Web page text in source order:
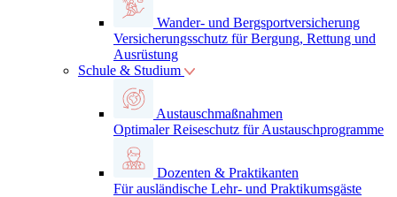
Wander- und Bergsportversicherung
Versicherungsschutz für Bergung, Rettung und
Ausrüstung
Schule & Studium
Austauschmaßnahmen
Optimaler Reiseschutz für Austauschprogramme
Dozenten & Praktikanten
Für ausländische Lehr- und Praktikumsgäste